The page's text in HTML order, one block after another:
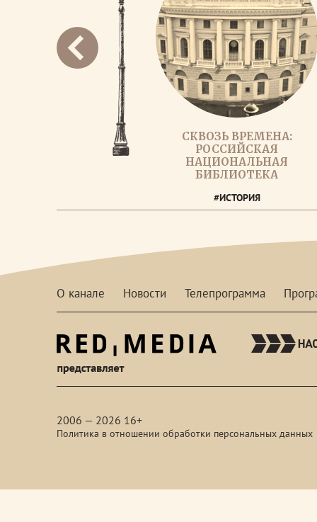
СКВОЗЬ ВРЕМЕНА:
РОССИЙСКАЯ
НАЦИОНАЛЬНАЯ
БИБЛИОТЕКА
#ИСТОРИЯ
О канале Новости Телепрограмма
2006 — 2026 16+
Политика в отношении обработки персональных данных